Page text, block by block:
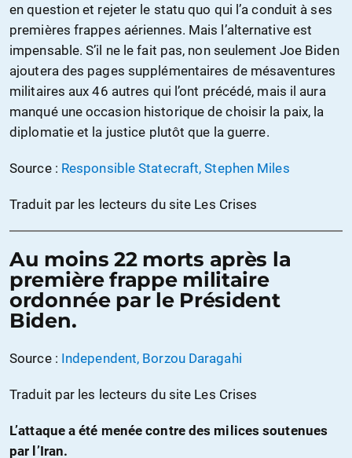
en question et rejeter le statu quo qui l’a conduit à ses
premières frappes aériennes. Mais l’alternative est
impensable. S’il ne le fait pas, non seulement Joe Biden
ajoutera des pages supplémentaires de mésaventures
militaires aux 46 autres qui l’ont précédé, mais il aura
manqué une occasion historique de choisir la paix, la
diplomatie et la justice plutôt que la guerre.
Source : Responsible Statecraft, Stephen Miles
Traduit par les lecteurs du site Les Crises
Au moins 22 morts après la
première frappe militaire
ordonnée par le Président
Biden.
Source : Independent, Borzou Daragahi
Traduit par les lecteurs du site Les Crises
L’attaque a été menée contre des milices soutenues
par l’Iran.